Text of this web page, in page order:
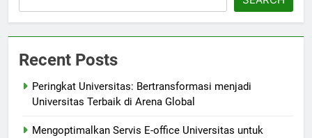
Recent Posts
Peringkat Universitas: Bertransformasi menjadi
Universitas Terbaik di Arena Global
Mengoptimalkan Servis E-office Universitas untuk